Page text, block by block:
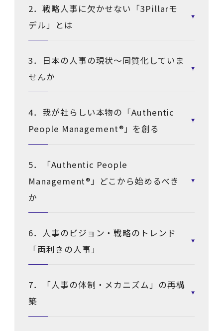
2．戦略人事に欠かせない「3Pillarモ
デル」とは
3．日本の人事の現状～同質化していま
せんか
4．我が社らしい本物の「Authentic
People Management®」を創る
5．「Authentic People
Management®」どこから始めるべき
か
6．人事のビジョン・戦略のトレンド
「両利きの人事」
7．「人事の体制・メカニズム」の再構
築